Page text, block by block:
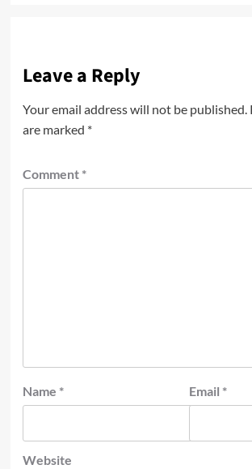
Leave a Reply
Your email address will not be published.
are marked *
Comment *
Name * Email *
Website